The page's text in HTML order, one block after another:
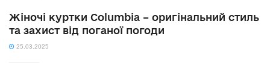
Жіночі куртки Columbia – оригінальний стиль
та захист від поганої погоди
25.03.2025